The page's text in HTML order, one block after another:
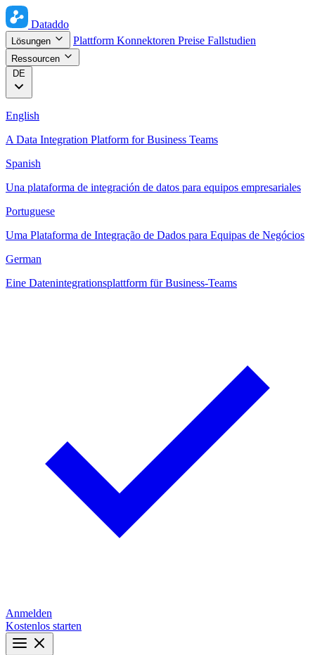
Dataddo
Lösungen Plattform Konnektoren Preise Fallstudien
Ressourcen
DE
English
A Data Integration Platform for Business Teams
Spanish
Una plataforma de integración de datos para equipos empresariales
Portuguese
Uma Plataforma de Integração de Dados para Equipas de Negócios
German
Eine Datenintegrationsplattform für Business-Teams
Anmelden
Kostenlos starten